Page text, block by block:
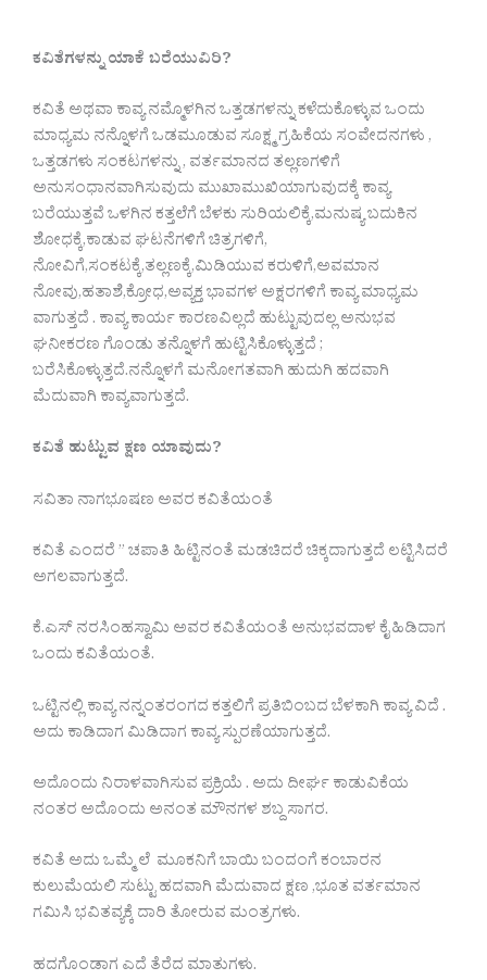
ಕವಿತೆಗಳನ್ನು ಯಾಕೆ ಬರೆಯುವಿರಿ?
ಕವಿತೆ ಅಥವಾ ಕಾವ್ಯ ನಮ್ಮೊಳಗಿನ ಒತ್ತಡಗಳನ್ನು ಕಳೆದುಕೊಳ್ಳುವ ಒಂದು
ಮಾಧ್ಯಮ ನನ್ನೊಳಗೆ ಒಡಮೂಡುವ ಸೂಕ್ಷ್ಮ ಗ್ರಹಿಕೆಯ ಸಂವೇದನಗಳು ,
ಒತ್ತಡಗಳು ಸಂಕಟಗಳನ್ನು , ವರ್ತಮಾನದ ತಲ್ಲಣಗಳಿಗೆ
ಅನುಸಂಧಾನವಾಗಿಸುವುದು ಮುಖಾಮುಖಿಯಾಗುವುದಕ್ಕೆ ಕಾವ್ಯ
ಬರೆಯುತ್ತವೆ ಒಳಗಿನ ಕತ್ತಲೆಗೆ ಬೆಳಕು ಸುರಿಯಲಿಕ್ಕೆ,ಮನುಷ್ಯ ಬದುಕಿನ
ಶೋಧಕ್ಕೆ,ಕಾಡುವ ಘಟನೆಗಳಿಗೆ ಚಿತ್ರಗಳಿಗೆ,
ನೋವಿಗೆ,ಸಂಕಟಕ್ಕೆ,ತಲ್ಲಣಕ್ಕೆ,ಮಿಡಿಯುವ ಕರುಳಿಗೆ,ಅವಮಾನ
ನೋವು,ಹತಾಶೆ,ಕ್ರೋಧ,ಅವ್ಯಕ್ತ ಭಾವಗಳ ಅಕ್ಷರಗಳಿಗೆ ಕಾವ್ಯ ಮಾಧ್ಯಮ
ವಾಗುತ್ತದೆ . ಕಾವ್ಯ ಕಾರ್ಯ ಕಾರಣವಿಲ್ಲದೆ ಹುಟ್ಟುವುದಲ್ಲ ಅನುಭವ
ಘನೀಕರಣ ಗೊಂಡು ತನ್ನೊಳಗೆ ಹುಟ್ಟಿಸಿಕೊಳ್ಳುತ್ತದೆ ;
ಬರೆಸಿಕೊಳ್ಳುತ್ತದೆ.ನನ್ನೊಳಗೆ ಮನೋಗತವಾಗಿ ಹುದುಗಿ ಹದವಾಗಿ
ಮೆದುವಾಗಿ ಕಾವ್ಯವಾಗುತ್ತದೆ.
ಕವಿತೆ ಹುಟ್ಟುವ ಕ್ಷಣ ಯಾವುದು?
ಸವಿತಾ ನಾಗಭೂಷಣ ಅವರ ಕವಿತೆಯಂತೆ
ಕವಿತೆ ಎಂದರೆ ” ಚಪಾತಿ ಹಿಟ್ಟಿನಂತೆ ಮಡಚಿದರೆ ಚಿಕ್ಕದಾಗುತ್ತದೆ ಲಟ್ಟಿಸಿದರೆ
ಅಗಲವಾಗುತ್ತದೆ.
ಕೆ.ಎಸ್ ನರಸಿಂಹಸ್ವಾಮಿ ಅವರ ಕವಿತೆಯಂತೆ ಅನುಭವದಾಳ ಕೈ ಹಿಡಿದಾಗ
ಒಂದು ಕವಿತೆಯಂತೆ.
ಒಟ್ಟಿನಲ್ಲಿ ಕಾವ್ಯ ನನ್ನಂತರಂಗದ ಕತ್ತಲಿಗೆ ಪ್ರತಿಬಿಂಬದ ಬೆಳಕಾಗಿ ಕಾವ್ಯ ವಿದೆ .
ಅದು ಕಾಡಿದಾಗ ಮಿಡಿದಾಗ ಕಾವ್ಯ ಸ್ಪುರಣೆಯಾಗುತ್ತದೆ.‌
ಅದೊಂದು ನಿರಾಳವಾಗಿಸುವ ಪ್ರಕ್ರಿಯೆ . ಅದು ದೀರ್ಘ ಕಾಡುವಿಕೆಯ
ನಂತರ ಅದೊಂದು ಅನಂತ ಮೌನಗಳ ಶಬ್ದ ಸಾಗರ.
ಕವಿತೆ ಅದು ಒಮ್ಮೆ ಲೆ ಮೂಕನಿಗೆ ಬಾಯಿ ಬಂದಂಗೆ ಕಂಬಾರನ
ಕುಲುಮೆಯಲಿ ಸುಟ್ಟು ಹದವಾಗಿ ಮೆದುವಾದ ಕ್ಷಣ ,ಭೂತ ವರ್ತಮಾನ
ಗಮಿಸಿ ಭವಿತವ್ಯಕ್ಕೆ ದಾರಿ ತೋರುವ ಮಂತ್ರಗಳು.
ಹದಗೊಂಡಾಗ ಎದೆ ತೆರೆದ ಮಾತುಗಳು.